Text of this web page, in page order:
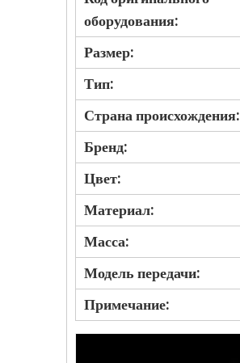
оборудования:
Размер:
Тип:
Страна происхождения:
Бренд:
Цвет:
Материал:
Масса:
Модель передачи:
Примечание: